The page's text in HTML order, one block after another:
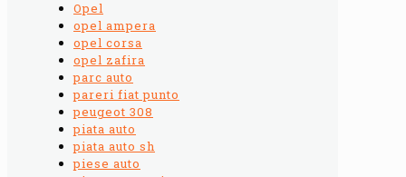
Opel
opel ampera
opel corsa
opel zafira
parc auto
pareri fiat punto
peugeot 308
piata auto
piata auto sh
piese auto